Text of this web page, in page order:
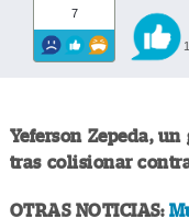
7
1
Yeferson Zepeda,
tras colisionar
OTRAS NOTICIAS: